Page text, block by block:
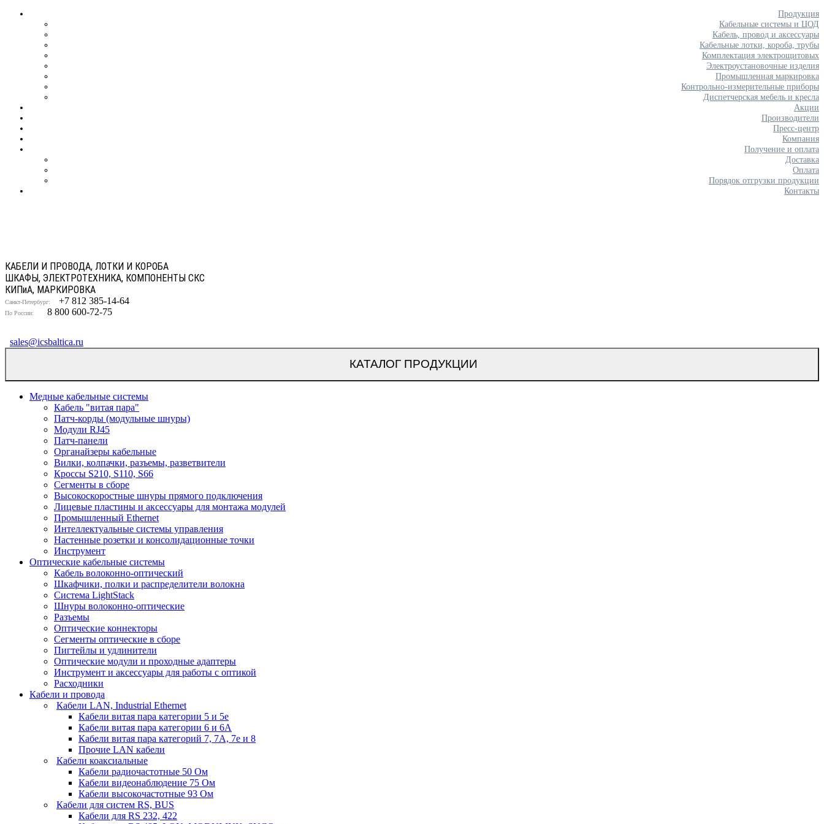
Продукция
Кабельные системы и ЦОД
Кабель, провод и аксессуары
Кабельные лотки, короба, трубы
Комплектация электрощитовых
Электроустановочные изделия
Промышленная маркировка
Контрольно-измерительные приборы
Диспетчерская мебель и кресла
Акции
Производители
Пресс-центр
Компания
Получение и оплата
Доставка
Оплата
Порядок отгрузки продукции
Контакты
КАБЕЛИ И ПРОВОДА, ЛОТКИ И КОРОБА
ШКАФЫ, ЭЛЕКТРОТЕХНИКА, КОМПОНЕНТЫ СКС
КИПиА, МАРКИРОВКА
Санкт-Петербург: +7 812 385-14-64
По России: 8 800 600-72-75
sales@icsbaltica.ru
КАТАЛОГ ПРОДУКЦИИ
Медные кабельные системы
Кабель "витая пара"
Патч-корды (модульные шнуры)
Модули RJ45
Патч-панели
Органайзеры кабельные
Вилки, колпачки, разъемы, разветвители
Кроссы S210, S110, S66
Сегменты в сборе
Высокоскоростные шнуры прямого подключения
Лицевые пластины и аксессуары для монтажа модулей
Промышленный Ethernet
Интеллектуальные системы управления
Настенные розетки и консолидационные точки
Инструмент
Оптические кабельные системы
Кабель волоконно-оптический
Шкафчики, полки и распределители волокна
Система LightStack
Шнуры волоконно-оптические
Разъемы
Оптические коннекторы
Сегменты оптические в сборе
Пигтейлы и удлинители
Оптические модули и проходные адаптеры
Инструмент и аксессуары для работы с оптикой
Расходники
Кабели и провода
Кабели LAN, Industrial Ethernet
Кабели витая пара категории 5 и 5е
Кабели витая пара категории 6 и 6A
Кабели витая пара категорий 7, 7А, 7е и 8
Прочие LAN кабели
Кабели коаксиальные
Кабели радиочастотные 50 Ом
Кабели видеонаблюдение 75 Ом
Кабели высокочастотные 93 Ом
Кабели для систем RS, BUS
Кабели для RS 232, 422